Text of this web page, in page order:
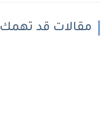
مقالات قد تهمك